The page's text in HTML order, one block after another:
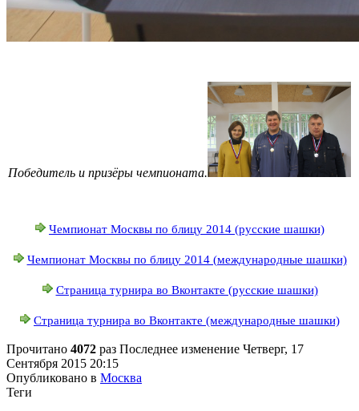
Победитель и призёры чемпионата.
Чемпионат Москвы по блицу 2014 (русские шашки)
Чемпионат Москвы по блицу 2014 (международные шашки)
Страница турнира во Вконтакте (русские шашки)
Страница турнира во Вконтакте (международные шашки)
Прочитано 4072 раз Последнее изменение Четверг, 17
Сентября 2015 20:15
Опубликовано в Москва
Теги